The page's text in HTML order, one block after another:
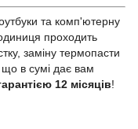
та комп'ютерну
проходить
заміну термопасти
що в сумі дає вам
12 місяців!